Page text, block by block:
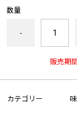
数量
-
販売期
カテゴリー